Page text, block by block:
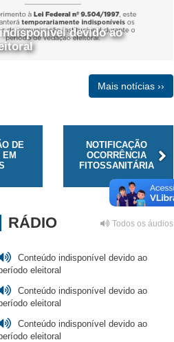
devido ao
Mais notícias ››
DE
EM
NOTIFICAÇÃO
OCORRÊNCIA
FITOSSANITÁRIA
RÁDIO Todos os áudios
Conteúdo indisponível devido ao
eleitoral
Conteúdo indisponível devido ao
eleitoral
Conteúdo indisponível devido ao
eleitoral